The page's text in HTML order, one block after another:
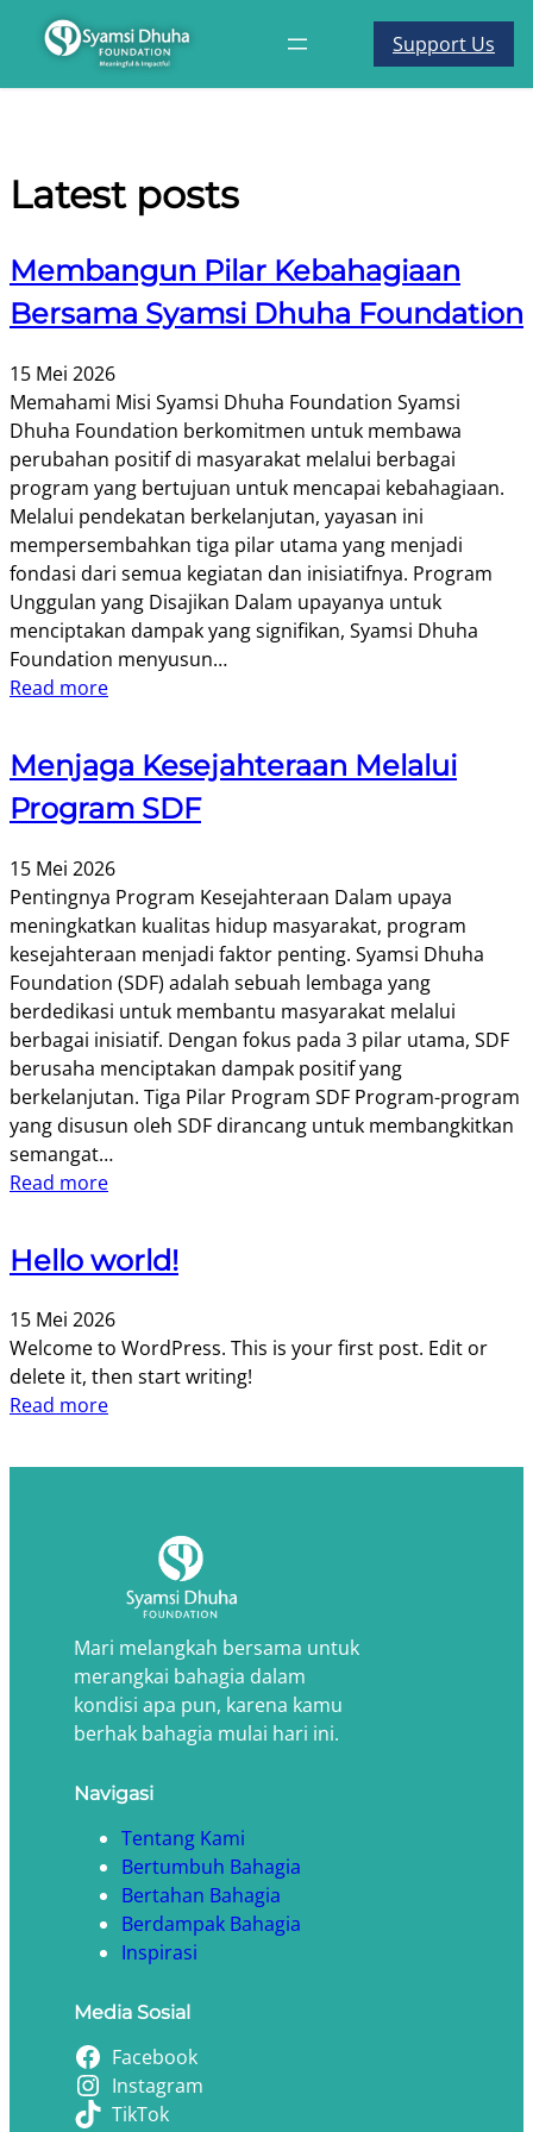
Support Us
Latest posts
Membangun Pilar Kebahagiaan
Bersama Syamsi Dhuha Foundation
15 Mei 2026
Memahami Misi Syamsi Dhuha Foundation Syamsi
Dhuha Foundation berkomitmen untuk membawa
perubahan positif di masyarakat melalui berbagai
program yang bertujuan untuk mencapai kebahagiaan.
Melalui pendekatan berkelanjutan, yayasan ini
mempersembahkan tiga pilar utama yang menjadi
fondasi dari semua kegiatan dan inisiatifnya. Program
Unggulan yang Disajikan Dalam upayanya untuk
menciptakan dampak yang signifikan, Syamsi Dhuha
Foundation menyusun…
Read more
Menjaga Kesejahteraan Melalui
Program SDF
15 Mei 2026
Pentingnya Program Kesejahteraan Dalam upaya
meningkatkan kualitas hidup masyarakat, program
kesejahteraan menjadi faktor penting. Syamsi Dhuha
Foundation (SDF) adalah sebuah lembaga yang
berdedikasi untuk membantu masyarakat melalui
berbagai inisiatif. Dengan fokus pada 3 pilar utama, SDF
berusaha menciptakan dampak positif yang
berkelanjutan. Tiga Pilar Program SDF Program-program
yang disusun oleh SDF dirancang untuk membangkitkan
semangat…
Read more
Hello world!
15 Mei 2026
Welcome to WordPress. This is your first post. Edit or
delete it, then start writing!
Read more
Mari melangkah bersama untuk
merangkai bahagia dalam
kondisi apa pun, karena kamu
berhak bahagia mulai hari ini.
Navigasi
Tentang Kami
Bertumbuh Bahagia
Bertahan Bahagia
Berdampak Bahagia
Inspirasi
Media Sosial
Facebook
Instagram
TikTok